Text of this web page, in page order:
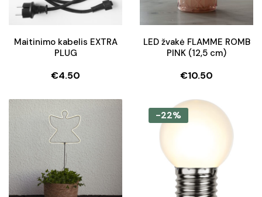
Maitinimo kabelis EXTRA
PLUG
€4.50
LED žvakė FLAMME ROMB
PINK (12,5 cm)
€10.50
-22%